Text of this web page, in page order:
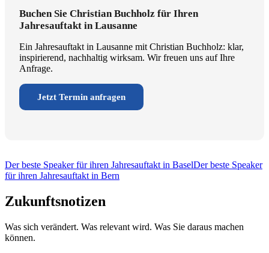
Buchen Sie Christian Buchholz für Ihren
Jahresauftakt in Lausanne
Ein Jahresauftakt in Lausanne mit Christian Buchholz: klar,
inspirierend, nachhaltig wirksam. Wir freuen uns auf Ihre
Anfrage.
Jetzt Termin anfragen
Der beste Speaker für ihren Jahresauftakt in BaselDer beste Speaker
für ihren Jahresauftakt in Bern
Zukunftsnotizen
Was sich verändert. Was relevant wird. Was Sie daraus machen
können.